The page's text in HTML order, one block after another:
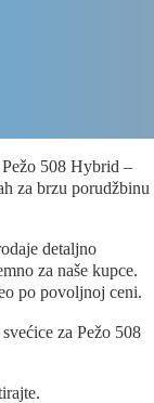
508 Hybrid –
za brzu porudžbinu
detaljno
za naše kupce.
po povoljnoj ceni.
za Pežo 508